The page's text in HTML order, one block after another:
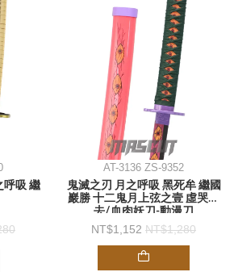
呼吸 繼
AT-3136 ZS-9352
鬼滅之刃 月之呼吸 黑死牟 繼國
巖勝 十二鬼月上弦之壹 虛哭神
去/血肉妖刀-動漫刀
1,152 1,280